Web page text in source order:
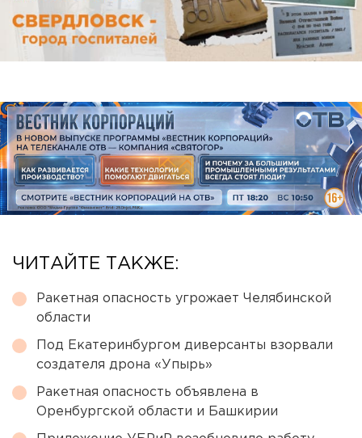
ЧИТАЙТЕ ТАКЖЕ:
Ракетная опасность угрожает Челябинской
области
Под Екатеринбургом диверсанты взорвали
создателя дрона «Упырь»
Ракетная опасность объявлена в
Оренбургской области и Башкирии